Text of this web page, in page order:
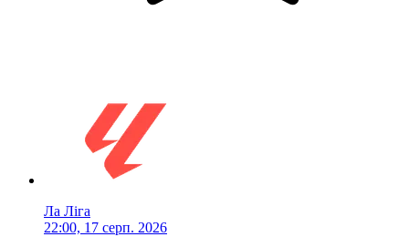
Ла Ліга
22:00, 17 серп. 2026